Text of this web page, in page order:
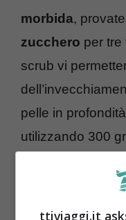
morbida,
zucchero per tre
scrub vi
pelle in
utilizzando 300
ttiviaggi.it